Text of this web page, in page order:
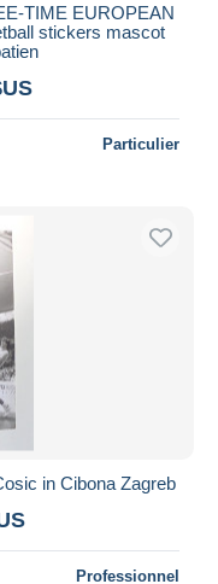
TIME EUROPEAN
stickers mascot
Particulier
in Cibona Zagreb
Professionnel